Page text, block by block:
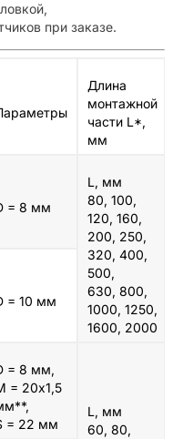
при заказе.
Длина
монтажной
части L*,
мм
= 8 мм
L, мм
80, 100,
120, 160,
200, 250,
320, 400,
500,
630, 800,
1000, 1250,
1600, 2000
= 10 мм
= 8 мм,
= 20х1,5
= 22 мм
L, мм
60, 80,